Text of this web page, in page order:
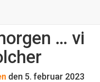
… vi
den 5. februar 2023